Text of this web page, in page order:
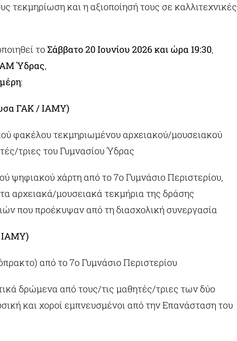
τεκμηρίωση και η αξιοποίησή τους σε καλλιτεχνικές
τοΣάββατο 20 Ιουνίου 2026 και ώρα 19:30,
Ύδρας,
:
ΓΑΚ / ΙΑΜΥ)
φακέλου τεκμηριωμένου αρχειακού/μουσειακού
τριες του Γυμνασίου Ύδρας
ψηφιακού χάρτη από το 7ο Γυμνάσιο Περιστερίου,
αρχειακά/μουσειακά τεκμήρια της δράσης
που προέκυψαν από τη διασχολική συνεργασία
ΙΑΜΥ)
από το 7ο Γυμνάσιο Περιστερίου
δρώμενα από τους/τις μαθητές/τριες των δύο
και χοροί εμπνευσμένοι από την Επανάσταση του